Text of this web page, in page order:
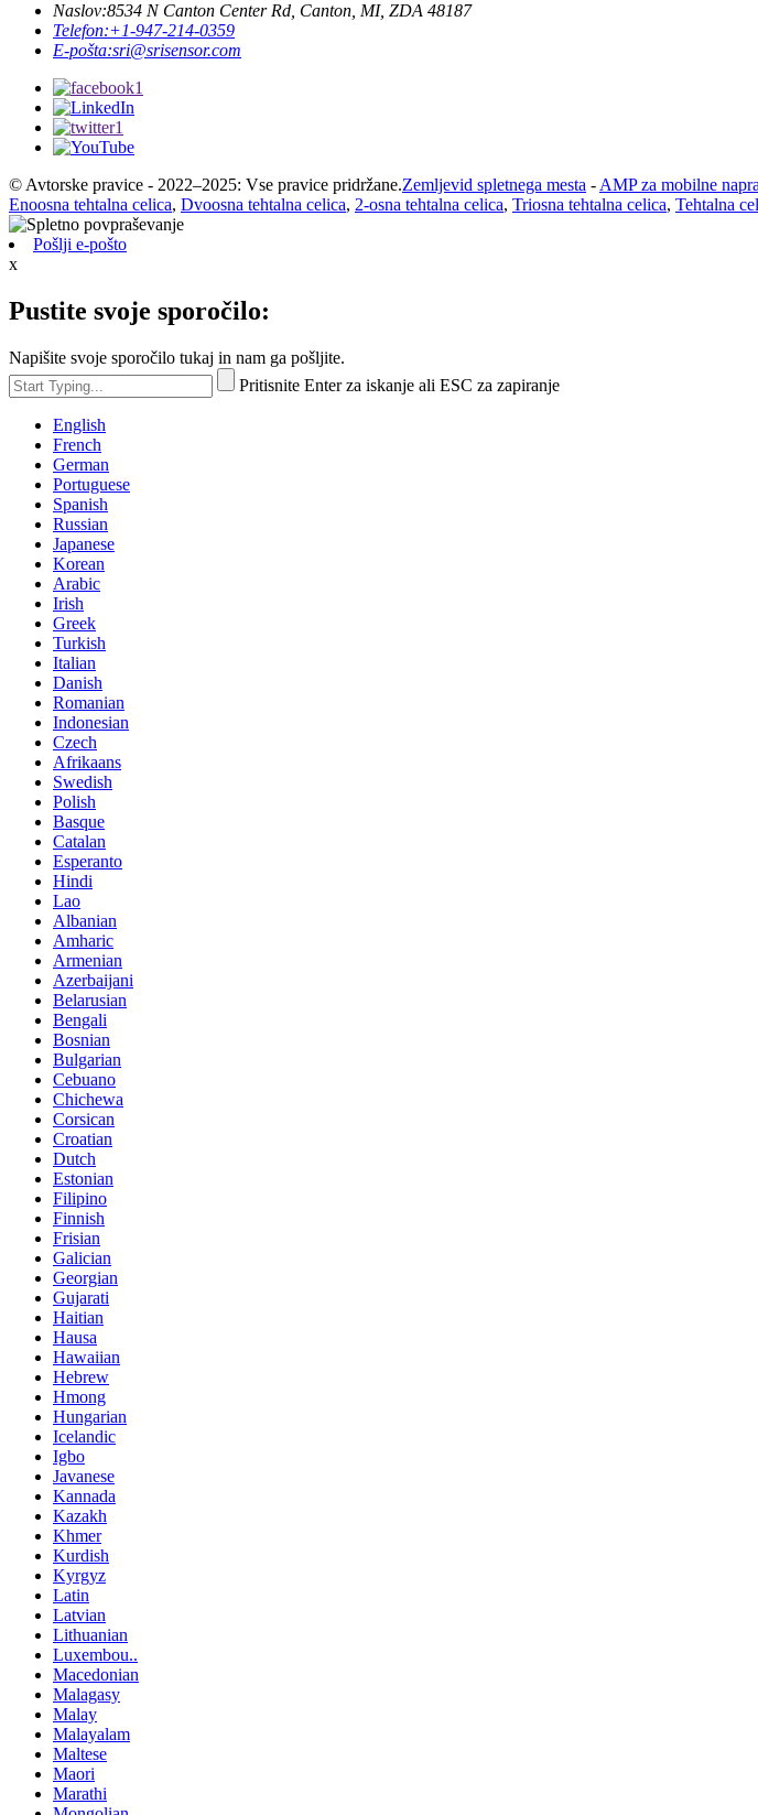
Naslov:8534 N Canton Center Rd, Canton, MI, ZDA 48187
Telefon:+1-947-214-0359
E-pošta:sri@srisensor.com
© Avtorske pravice - 2022–2025: Vse pravice pridržane.Zemljevid spletnega mesta - AMP za mobilne
Enoosna tehtalna celica, Dvoosna tehtalna celica, 2-osna tehtalna celica, Triosna tehtalna celica, Tehtalna
Pošlji e-pošto
x
Pustite svoje sporočilo:
Napišite svoje sporočilo tukaj in nam ga pošljite.
Pritisnite Enter za iskanje ali ESC za zapiranje
English
French
German
Portuguese
Spanish
Russian
Japanese
Korean
Arabic
Irish
Greek
Turkish
Italian
Danish
Romanian
Indonesian
Czech
Afrikaans
Swedish
Polish
Basque
Catalan
Esperanto
Hindi
Lao
Albanian
Amharic
Armenian
Azerbaijani
Belarusian
Bengali
Bosnian
Bulgarian
Cebuano
Chichewa
Corsican
Croatian
Dutch
Estonian
Filipino
Finnish
Frisian
Galician
Georgian
Gujarati
Haitian
Hausa
Hawaiian
Hebrew
Hmong
Hungarian
Icelandic
Igbo
Javanese
Kannada
Kazakh
Khmer
Kurdish
Kyrgyz
Latin
Latvian
Lithuanian
Luxembou..
Macedonian
Malagasy
Malay
Malayalam
Maltese
Maori
Marathi